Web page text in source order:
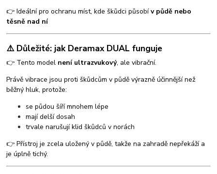
👉 Ideální pro ochranu míst, kde škůdci působív půdě nebo
těsně nad ní
⚠️ Důležité: jak Deramax DUAL funguje
👉 Tento model není ultrazvukový, ale vibrační.
Právě vibrace jsou proti škůdcům v půdě výrazně účinnější než
běžný hluk, protože:
se půdou šíří mnohem lépe
mají delší dosah
trvale narušují klid škůdců v norách
👉 Přístroj je zcela uložený v půdě, takže na zahradě nepřekáží a
je úplně tichý.